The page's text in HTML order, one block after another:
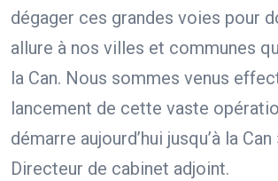
dégager ces grandes voies pour
allure à nos villes et communes
la Can. Nous sommes venus
lancement de cette vaste
démarre aujourd’hui jusqu’à la
Directeur de cabinet adjoint.